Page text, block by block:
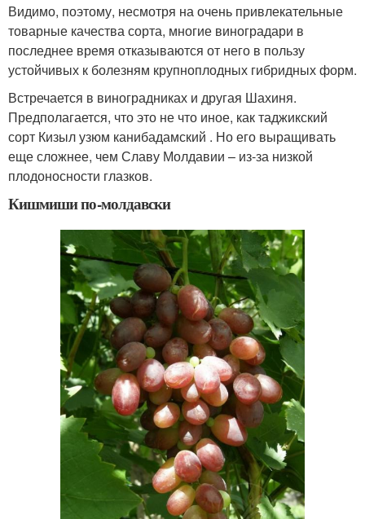
Видимо, поэтому, несмотря на очень привлекательные
товарные качества сорта, многие виноградари в
последнее время отказываются от него в пользу
устойчивых к болезням крупноплодных гибридных форм.
Встречается в виноградниках и другая Шахиня.
Предполагается, что это не что иное, как таджикский
сорт Кизыл узюм канибадамский . Но его выращивать
еще сложнее, чем Славу Молдавии – из-за низкой
плодоносности глазков.
Кишмиши по-молдавски